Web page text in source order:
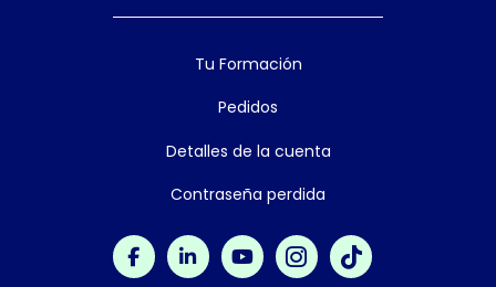
Tu Formación
Pedidos
Detalles de la cuenta
Contraseña perdida